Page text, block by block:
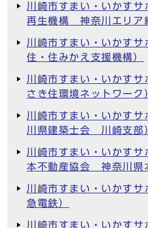
川崎市すまい・いかすサ
再生機構 神奈川エリア
川崎市すまい・いかすサ
住・住みかえ支援機構）
川崎市すまい・いかすサ
さき住環境ネットワーク
川崎市すまい・いかすサ
川県建築士会 川崎支部
川崎市すまい・いかすサ
本不動産協会 神奈川県
川崎市すまい・いかすサ
急電鉄）
川崎市すまい・いかすサ